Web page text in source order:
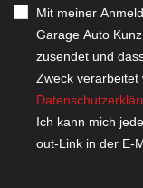
Mit meiner
Garage Auto
zusendet und
Zweck verarbeitet
Ich kann mich
out-Link in der E-